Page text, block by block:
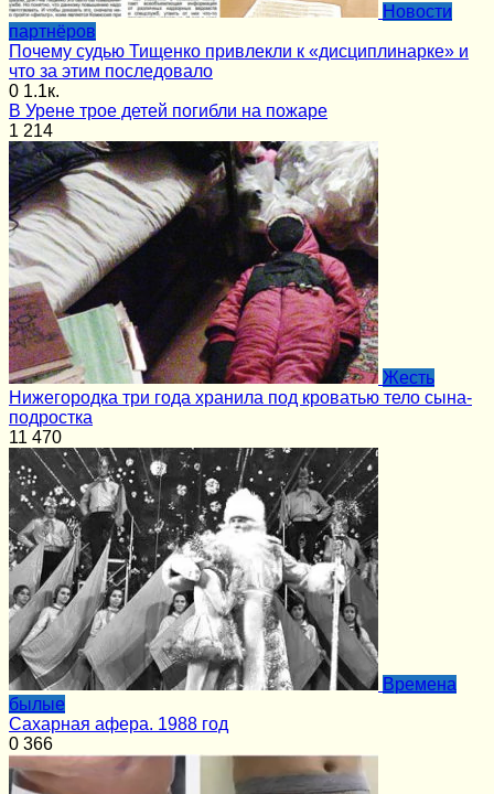
Новости
партнёров
Почему судью Тищенко привлекли к «дисциплинарке» и
что за этим последовало
0 1.1к.
В Урене трое детей погибли на пожаре
1 214
Жесть
Нижегородка три года хранила под кроватью тело сына-
подростка
11 470
Времена
былые
Сахарная афера. 1988 год
0 366